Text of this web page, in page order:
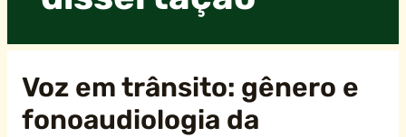
Voz em trânsito: gênero e
fonoaudiologia da